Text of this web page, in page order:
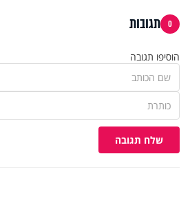
0 תגובות
הוסיפו תגובה
שלח תגובה